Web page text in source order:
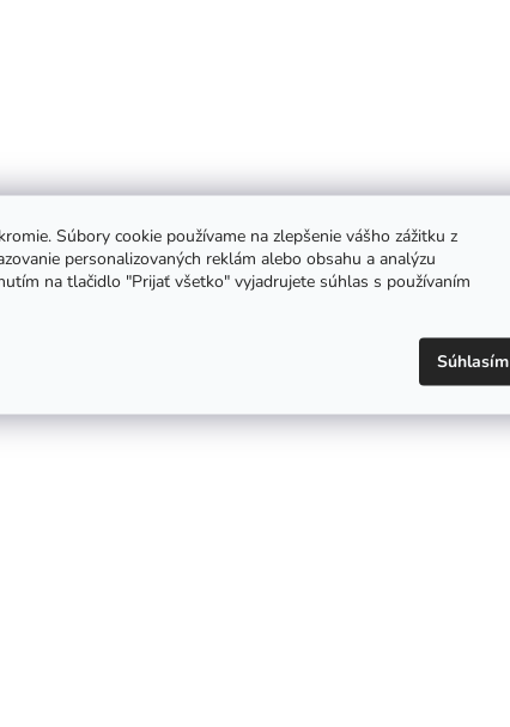
Súbory cookie používame na zlepšenie vášho zážitku z
personalizovaných reklám alebo obsahu a analýzu
na tlačidlo "Prijať všetko" vyjadrujete súhlas s používaním
Súhlasím